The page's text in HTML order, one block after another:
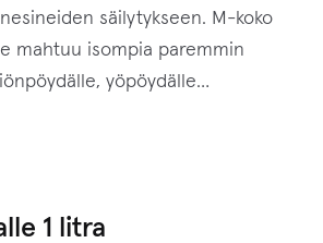
säilytykseen. M-koko
mahtuu isompia paremmin
yöpöydälle…
1 litra